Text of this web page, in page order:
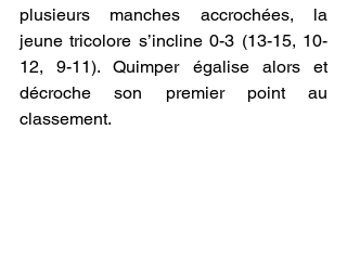
plusieurs manches accrochées, la
jeune tricolore s’incline 0-3 (13-15, 10-
12, 9-11). Quimper égalise alors et
décroche son premier point au
classement.